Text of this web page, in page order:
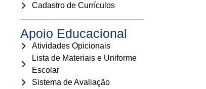
Cadastro de Currículos
Apoio Educacional
Atividades Opicionais
Lista de Materiais e Uniforme
Escolar
Sistema de Avaliação